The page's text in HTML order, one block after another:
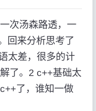
次汤森路透，一
回来分析思考了
太差，很多的计
了。2 c++基础太
了，谁知一做